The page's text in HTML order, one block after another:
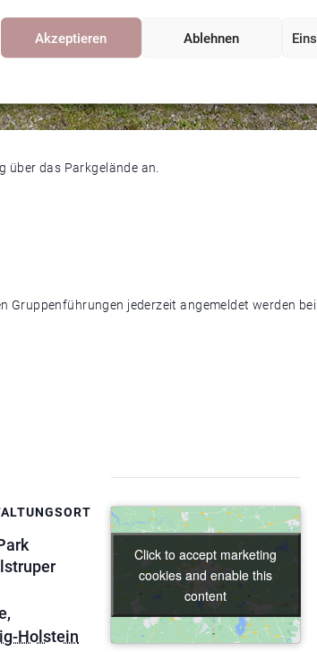
Akzeptieren Ablehnen
über das Parkgelände an.
Gruppenführungen jederzeit angemeldet werden bei:
,
Holstein
Click to accept marketing
cookies and enable this
content
Click to accept marketing
cookies and enable this
content